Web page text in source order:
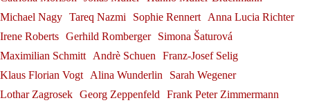
Michael Nagy Tareq Nazmi Sophie Rennert
Anna Lucia Richter
Irene Roberts Gerhild Romberger
Simona Šaturová
Maximilian Schmitt
Andrè Schuen
Franz-Josef Selig
Klaus Florian Vogt
Alina Wunderlin
Sarah Wegener
Lothar Zagrosek Georg Zeppenfeld
Frank Peter Zimmermann